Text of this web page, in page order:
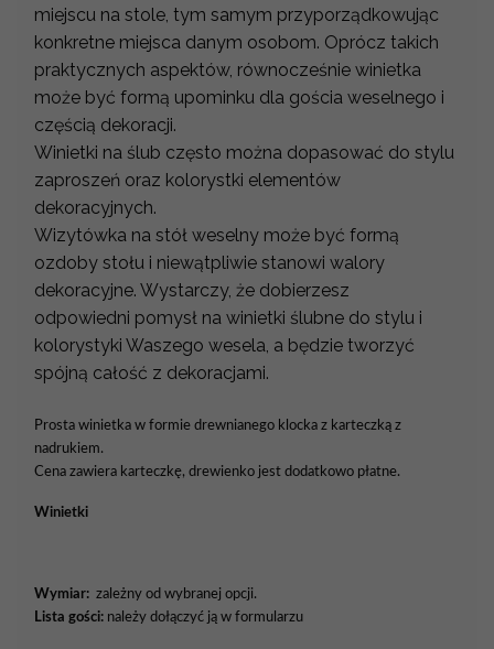
miejscu na stole, tym samym przyporządkowując
konkretne miejsca danym osobom. Oprócz takich
praktycznych aspektów, równocześnie winietka
może być formą upominku dla gościa weselnego i
częścią dekoracji.
Winietki na ślub często można dopasować do stylu
zaproszeń oraz kolorystki elementów
dekoracyjnych.
Wizytówka na stół weselny może być formą
ozdoby stołu i niewątpliwie stanowi walory
dekoracyjne. Wystarczy, że dobierzesz
odpowiedni pomysł na winietki ślubne do stylu i
kolorystyki Waszego wesela, a będzie tworzyć
spójną całość z dekoracjami.
Prosta winietka w formie drewnianego klocka z karteczką z
nadrukiem.
Cena zawiera karteczkę, drewienko jest dodatkowo płatne.
Winietki
Wymiar: zależny od wybranej opcji.
Lista gości: należy dołączyć ją w formularzu